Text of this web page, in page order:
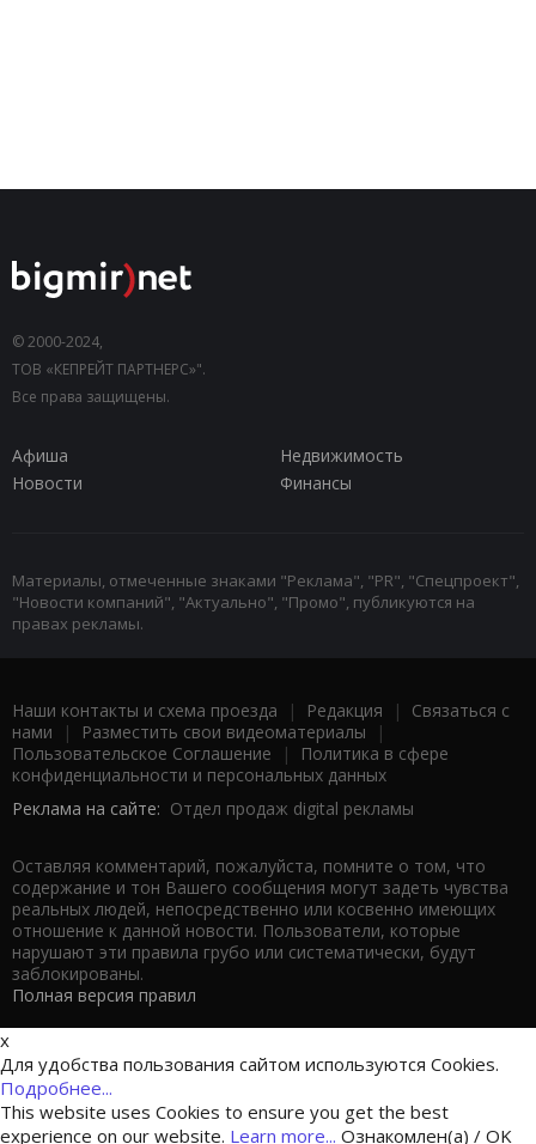
© 2000-2024,
ТОВ «КЕПРЕЙТ ПАРТНЕРС»".
Все права защищены.
Афиша
Недвижимость
Новости
Финансы
Материалы, отмеченные знаками "Реклама", "PR", "Спецпроект",
"Новости компаний", "Актуально", "Промо", публикуются на
правах рекламы.
Наши контакты и схема проезда | Редакция | Связаться с
нами | Разместить свои видеоматериалы |
Пользовательское Соглашение |
Политика в сфере
конфиденциальности и персональных данных
Реклама на сайте: Отдел продаж digital рекламы
Оставляя комментарий, пожалуйста, помните о том, что
содержание и тон Вашего сообщения могут задеть чувства
реальных людей, непосредственно или косвенно имеющих
отношение к данной новости. Пользователи, которые
нарушают эти правила грубо или систематически, будут
заблокированы.
Полная версия правил
x
Для удобства пользования сайтом используются Cookies.
Подробнее...
This website uses Cookies to ensure you get the best
experience on our website. Learn more... Ознакомлен(а) / OK